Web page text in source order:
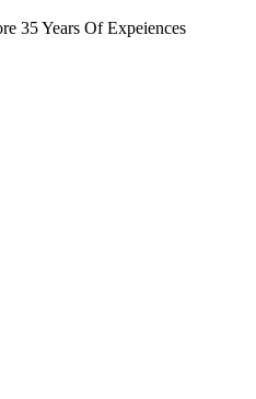
35 Years Of Expeiences